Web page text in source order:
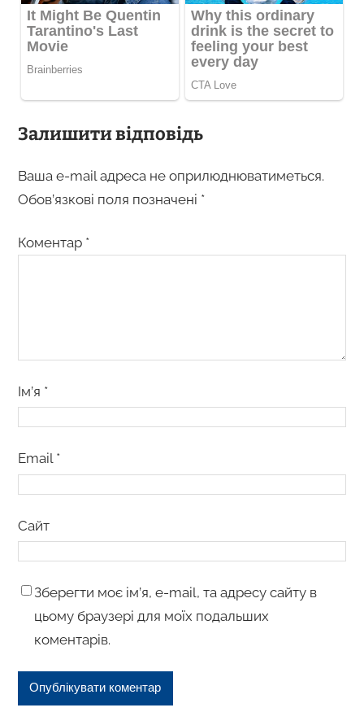
Залишити відповідь
Ваша e-mail адреса не оприлюднюватиметься.
Обов’язкові поля позначені *
Коментар *
Ім’я *
Email *
Сайт
Зберегти моє ім’я, e-mail, та адресу сайту в
цьому браузері для моїх подальших
коментарів.